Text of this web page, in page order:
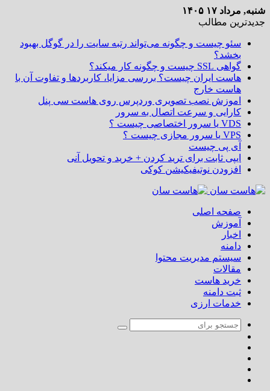
شنبه, مرداد ۱۷ ۱۴۰۵
جدیدترین مطالب
سئو چیست و چگونه می‌تواند رتبه سایت را در گوگل بهبود
بخشد؟
گواهی SSL چیست و چگونه کار میکند؟
هاست ایران چیست؟ بررسی مزایا، کاربردها و تفاوت آن با
هاست خارج
اموزش نصب تصویری وردپرس روی هاست سی پنل
کارایی و سرعت اتصال به سرور
VDS یا سرور اختصاصی چیست ؟
VPS یا سرور مجازی چیست ؟
آی پی چیست
ایپی ثابت برای ترید کردن + خرید و تحویل آنی
افزودن نوتیفیکیشن کوکی
صفحه اصلی
آموزش
اخبار
دامنه
سیستم مدیریت محتوا
مقالات
خرید هاست
ثبت دامنه
خدمات ارزی